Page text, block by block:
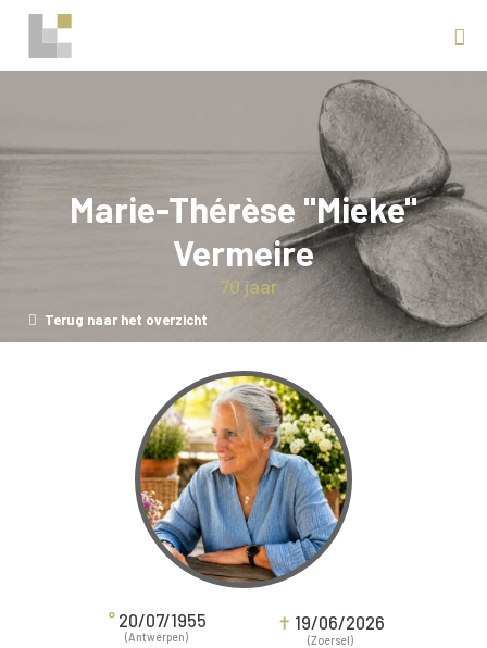
Marie-Thérèse "Mieke"
Vermeire
70 jaar
Terug naar het overzicht
° 20/07/1955
(Antwerpen)
✝ 19/06/2026
(Zoersel)